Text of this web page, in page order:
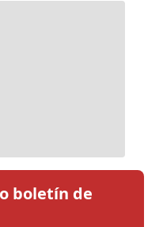
boletín de